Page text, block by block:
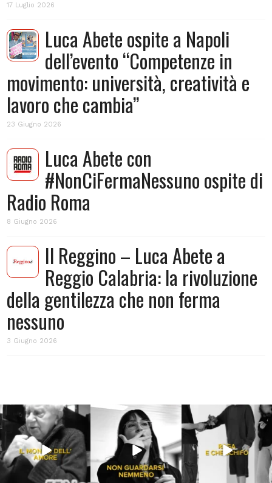
17 Luglio 2026
Luca Abete ospite a Napoli
dell’evento “Competenze in
movimento: università, creatività e
lavoro che cambia”
23 Giugno 2026
Luca Abete con
#NonCiFermaNessuno ospite di
Radio Roma
8 Giugno 2026
Il Reggino – Luca Abete a
Reggio Calabria: la rivoluzione
della gentilezza che non ferma
nessuno
3 Giugno 2026
Lug 31
213 4
Lug 16
53 1
Lug 13
199 10